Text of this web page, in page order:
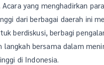
yang menghadirkan
dari berbagai daerah ini
berdiskusi, berbagi
langkah bersama dalam
di Indonesia.